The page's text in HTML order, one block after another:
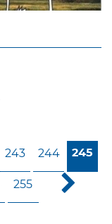
243 244 245
255